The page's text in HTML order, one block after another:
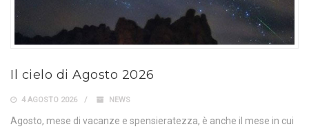
Il cielo di Agosto 2026
4 AGOSTO 2026 NEWS
Agosto, mese di vacanze e spensieratezza, è anche il mese in cui